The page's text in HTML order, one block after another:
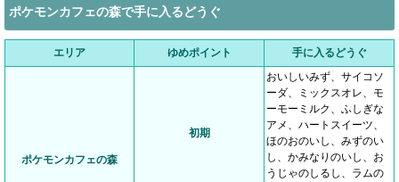
ポケモンカフェの森で手に入るどうぐ
エリア ゆめポイント 手に入るどうぐ
ポケモンカフェの森
初期
おいしいみず、サイコソ
ーダ、ミックスオレ、モ
ーモーミルク、ふしぎな
アメ、ハートスイーツ、
ほのおのいし、みずのい
し、かみなりのいし、お
うじゃのしるし、ラムの